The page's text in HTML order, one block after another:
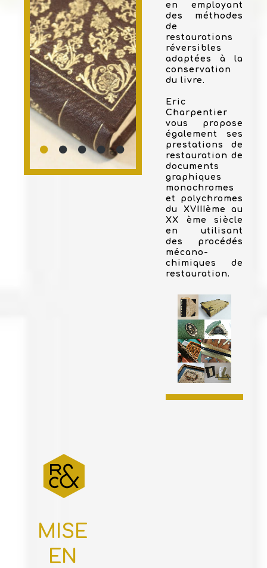
en employant
des méthodes
de
restaurations
réversibles
adaptées à la
conservation
du livre.
Eric
Charpentier
vous propose
également ses
prestations de
restauration de
documents
graphiques
monochromes
et polychromes
du XVIIIème au
XX ème siècle
en utilisant
des procédés
mécano-
chimiques de
restauration.
MISE
EN